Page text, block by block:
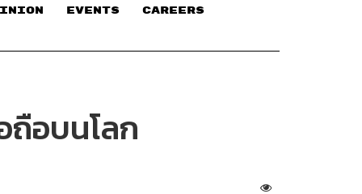
EVENTS CAREERS
ถือบนโลก